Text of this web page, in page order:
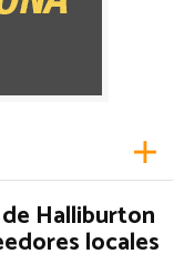
Halliburton
locales